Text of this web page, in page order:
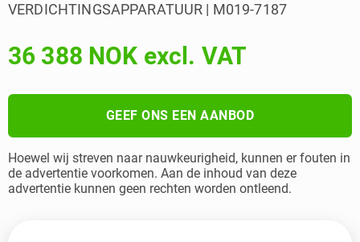
VERDICHTINGSAPPARATUUR | M019-7187
36 388 NOK excl. VAT
GEEF ONS EEN AANBOD
Hoewel wij streven naar nauwkeurigheid, kunnen er fouten in
de advertentie voorkomen. Aan de inhoud van deze
advertentie kunnen geen rechten worden ontleend.